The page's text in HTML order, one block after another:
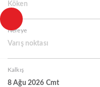
Köken
Nereye
Varış noktası
Kalkış
8 Ağu 2026 Cmt